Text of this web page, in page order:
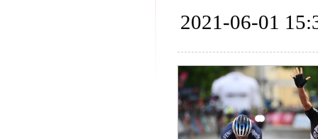
2021-06-01